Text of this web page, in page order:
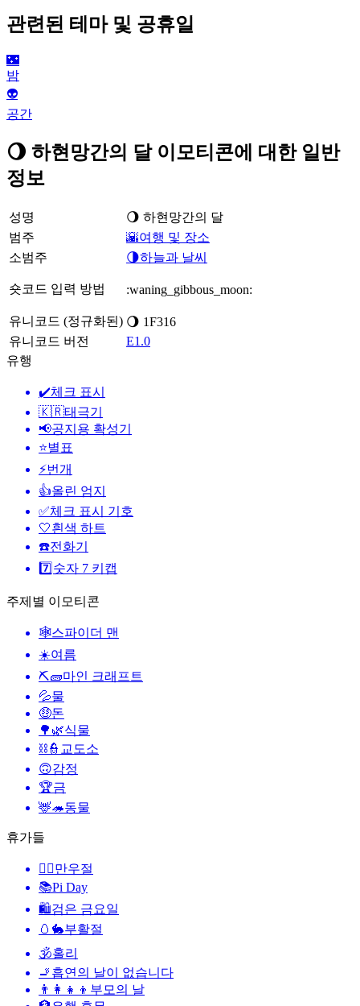
관련된 테마 및 공휴일
🌃
밤
👽
공간
🌖 하현망간의 달 이모티콘에 대한 일반
정보
성명
🌖 하현망간의 달
범주
🌇여행 및 장소
소범주
🌗하늘과 날씨
숏코드 입력 방법 :waning_gibbous_moon:
유니코드 (정규화된) 🌖 1F316
유니코드 버전
E1.0
유행
✔️체크 표시
🇰🇷태극기
📢공지용 확성기
⭐별표
⚡번개
👍올린 엄지
✅체크 표시 기호
🤍흰색 하트
☎️전화기
7️⃣ 숫자 7 키캡
주제별 이모티콘
🕸️스파이더 맨
☀️여름
⛏🧱마인 크래프트
💦물
🤑돈
🌳🌿식물
⛓️👮 교도소
🙃감정
🏆금
🦌🦔동물
휴가들
🙆‍♂️만우절
📚Pi Day
🛍검은 금요일
🥚🐇부활절
🕉홀리
🚬 흡연의 날이 없습니다
👨‍👩‍👧‍👦 부모의 날